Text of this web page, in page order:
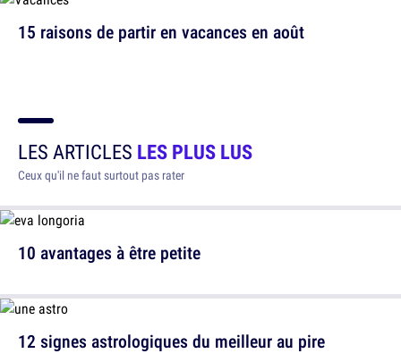
15 raisons de partir en vacances en août
LES ARTICLES LES PLUS LUS
Ceux qu'il ne faut surtout pas rater
10 avantages à être petite
12 signes astrologiques du meilleur au pire